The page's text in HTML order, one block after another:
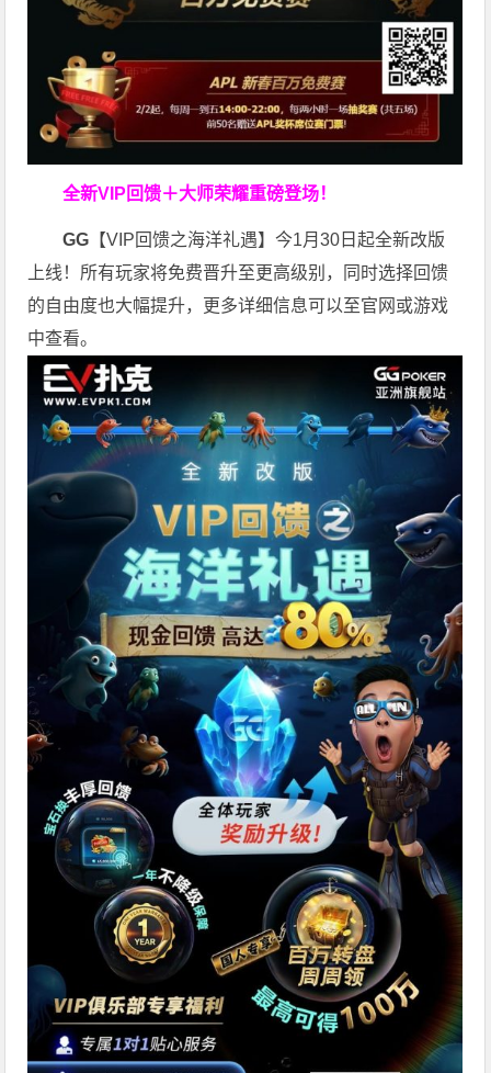
全新VIP回馈＋大师荣耀重磅登场！
GG 【VIP回馈之海洋礼遇】今1月30日起全新改版
上线！所有玩家将免费晋升至更高级别，同时选择回馈
的自由度也大幅提升，更多详细信息可以至官网或游戏
中查看。